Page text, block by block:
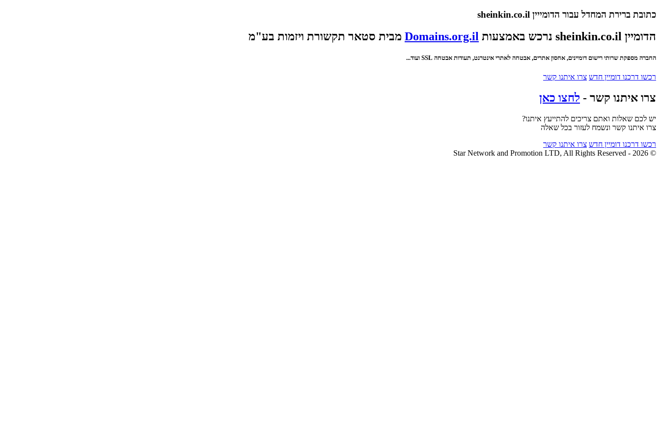
כתובת ברירת המחדל עבור הדומייין sheinkin.co.il
הדומיין sheinkin.co.il נרכש באמצעות Domains.org.il מבית סטאר תקשורת ויזמות בע"מ
החברה מספקת שרותי רישום דומיינים, אחסון אתרים, אבטחה לאתרי אינטרנט, תעודות אבטחה SSL ועוד...
רכשו דרכנו דומיין חדש צרו איתנו קשר
צרו איתנו קשר - לחצו כאן
יש לכם שאלות ואתם צריכים להתייעץ איתנו?
צרו איתנו קשר ונשמח לעזור בכל שאלה
רכשו דרכנו דומיין חדש צרו איתנו קשר
© 2026 - Star Network and Promotion LTD, All Rights Reserved